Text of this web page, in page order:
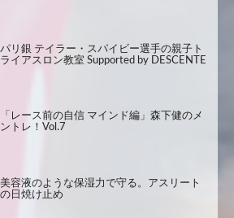
パリ銀 テイラー・スパイビー選手の親子ト
ライアスロン教室 Supported by DESCENTE
「レース前の自信 マインド編」森下健のメ
ントレ！Vol.7
美容液のような保湿力で守る。アスリート
の日焼け止め